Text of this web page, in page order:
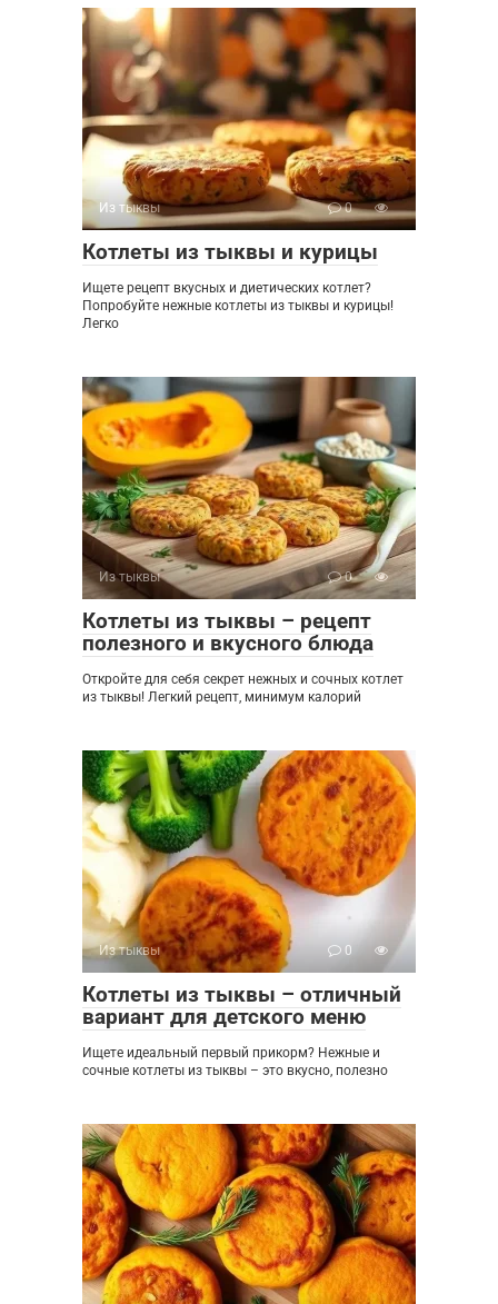
Из тыквы 0
Котлеты из тыквы и курицы
Ищете рецепт вкусных и диетических котлет?
Попробуйте нежные котлеты из тыквы и курицы!
Легко
Из тыквы 0
Котлеты из тыквы – рецепт
полезного и вкусного блюда
Откройте для себя секрет нежных и сочных котлет
из тыквы! Легкий рецепт, минимум калорий
Из тыквы 0
Котлеты из тыквы – отличный
вариант для детского меню
Ищете идеальный первый прикорм? Нежные и
сочные котлеты из тыквы – это вкусно, полезно